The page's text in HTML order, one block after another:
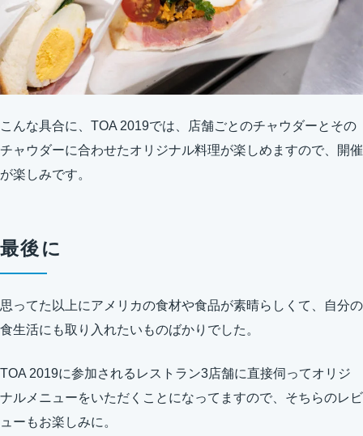
こんな具合に、TOA 2019では、店舗ごとのチャウダーとその
チャウダーに合わせたオリジナル料理が楽しめますので、開催
が楽しみです。
最後に
思ってた以上にアメリカの食材や食品が素晴らしくて、自分の
食生活にも取り入れたいものばかりでした。
TOA 2019に参加されるレストラン3店舗に直接伺ってオリジ
ナルメニューをいただくことになってますので、そちらのレビ
ューもお楽しみに。